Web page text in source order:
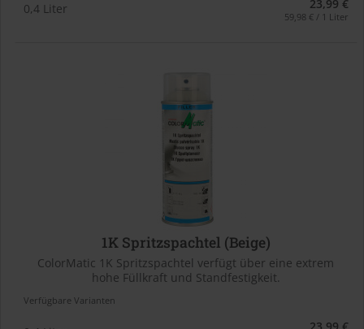
0,4 Liter 23,99 €
59,98 € / 1 Liter
1K Spritzspachtel (Beige)
ColorMatic 1K Spritzspachtel verfügt über eine extrem
hohe Füllkraft und Standfestigkeit.
Verfügbare Varianten